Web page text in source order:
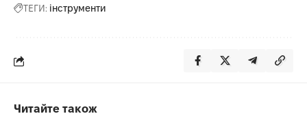
ТЕГИ: інструменти
Читайте також